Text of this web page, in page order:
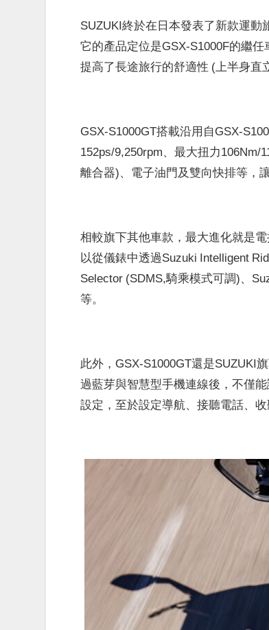
SUZUKI終於在日本發表了新款運動
它的產品定位是GSX-S1000F的繼
提高了長途旅行的舒適性 (上半身直
GSX-S1000GT搭載沿用自GSX-
152ps/9,250rpm、最大扭力106Nm/
離合器)、電子油門及雙向快排等，
相較旗下其他車款，最大進化就是
以從儀錶中透過Suzuki Intelligent
Selector (SDMS,騎乘模式可調)、
等。
此外，GSX-S1000GT還是SUZUKI
過藍芽與智慧型手機連線後，不僅
設定，至於設定導航、接聽電話、